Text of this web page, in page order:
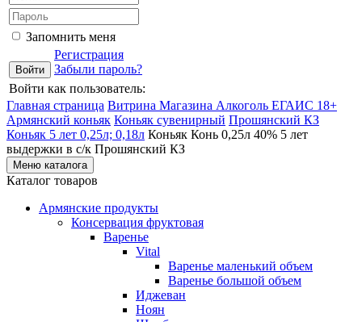
Запомнить меня
Регистрация
Забыли пароль?
Войти как пользователь:
Главная страница Витрина Магазина Алкоголь ЕГАИС 18+
Армянский коньяк Коньяк сувенирный Прошянский КЗ
Коньяк 5 лет 0,25л; 0,18л Коньяк Конь 0,25л 40% 5 лет
выдержки в с/к Прошянский КЗ
Меню каталога
Каталог товаров
Армянские продукты
Консервация фруктовая
Варенье
Vital
Варенье маленький объем
Варенье большой объем
Иджеван
Ноян